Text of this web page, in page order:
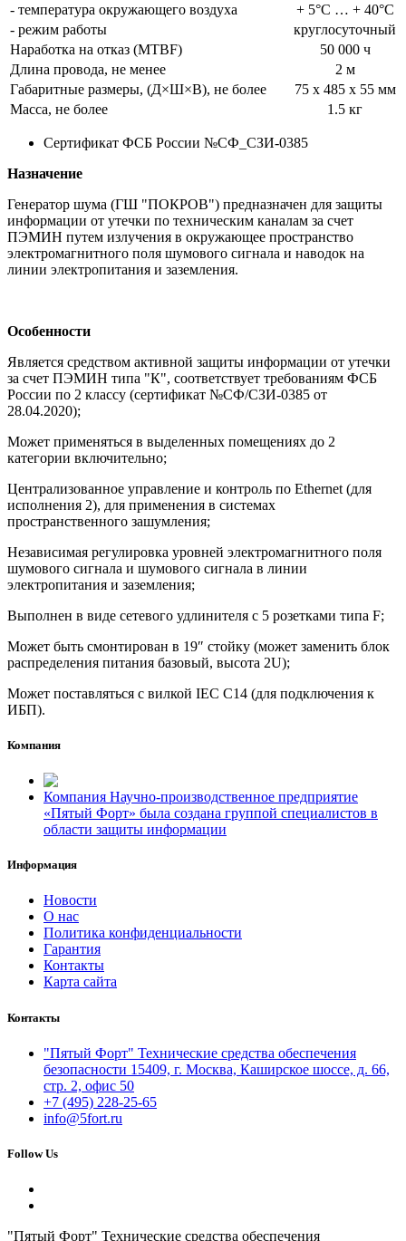
- температура окружающего воздуха
+ 5°С … + 40°С
- режим работы
круглосуточный
Наработка на отказ (MTBF)
50 000 ч
Длина провода, не менее
2 м
Габаритные размеры, (Д×Ш×В), не более
75 х 485 х 55 мм
Масса, не более
1.5 кг
Сертификат ФСБ России №СФ_СЗИ-0385
Назначение
Генератор шума (ГШ "ПОКРОВ") предназначен для защиты
информации от утечки по техническим каналам за счет
ПЭМИН путем излучения в окружающее пространство
электромагнитного поля шумового сигнала и наводок на
линии электропитания и заземления.
Особенности
Является средством активной защиты информации от утечки
за счет ПЭМИН типа "К", соответствует требованиям ФСБ
России по 2 классу (сертификат №СФ/СЗИ-0385 от
28.04.2020);
Может применяться в выделенных помещениях до 2
категории включительно;
Централизованное управление и контроль по Ethernet (для
исполнения 2), для применения в системах
пространственного зашумления;
Независимая регулировка уровней электромагнитного поля
шумового сигнала и шумового сигнала в линии
электропитания и заземления;
Выполнен в виде сетевого удлинителя с 5 розетками типа F;
Может быть смонтирован в 19″ стойку (может заменить блок
распределения питания базовый, высота 2U);
Может поставляться с вилкой IEC C14 (для подключения к
ИБП).
Компания
Компания Научно-производственное предприятие
«Пятый Форт» была создана группой специалистов в
области защиты информации
Информация
Новости
О нас
Политика конфиденциальности
Гарантия
Контакты
Карта сайта
Контакты
"Пятый Форт" Технические средства обеспечения
безопасности 15409, г. Москва, Каширское шоссе, д. 66,
стр. 2, офис 50
+7 (495) 228-25-65
info@5fort.ru
Follow Us
"Пятый Форт" Технические средства обеспечения